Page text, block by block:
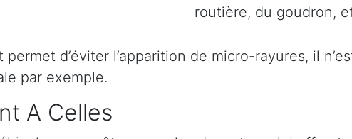
routière, du goudron,
d’éviter l’apparition de micro-rayures, il
par exemple.
A Celles